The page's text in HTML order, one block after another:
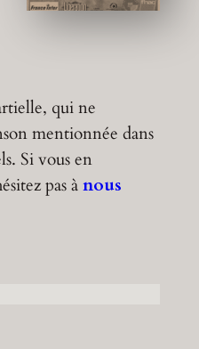
qui ne
mentionnée dans
Si vous en
pas ànous